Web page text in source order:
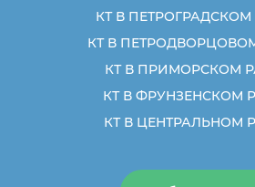
КТ В
КТ В
КТ В ПРИМОРСКОМ
КТ В ФРУНЗЕНСКОМ
КТ В ЦЕНТРАЛЬНОМ